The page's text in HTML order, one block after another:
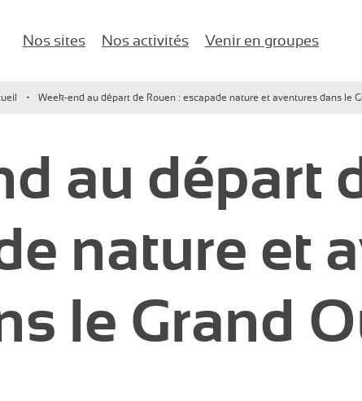
Nos sites
Lac d’Enghien-les-Bains
Nos activités
Paintball / Laser game
Buggy vintage
Jeux de salle
Enfants
Venir en groupes
EVJF/EVG
Comité d’entreprise
Salle de Séminaire
Week-end au départ de Rouen : escapade nature et aventures dans le
au départ
nature et
le Grand